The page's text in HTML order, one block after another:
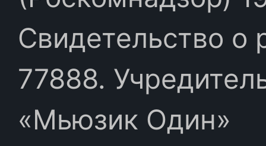
Свидетельство
77888.
«Мьюзик Один»